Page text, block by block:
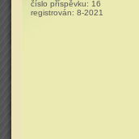
číslo příspěvku: 16
registrován: 8-2021